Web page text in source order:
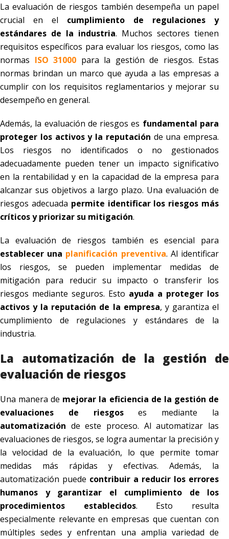
La evaluación de riesgos también desempeña un papel
crucial en el cumplimiento de regulaciones y
estándares de la industria. Muchos sectores tienen
requisitos específicos para evaluar los riesgos, como las
normas ISO 31000 para la gestión de riesgos. Estas
normas brindan un marco que ayuda a las empresas a
cumplir con los requisitos reglamentarios y mejorar su
desempeño en general.
Además, la evaluación de riesgos es fundamental para
proteger los activos y la reputación de una empresa.
Los riesgos no identificados o no gestionados
adecuadamente pueden tener un impacto significativo
en la rentabilidad y en la capacidad de la empresa para
alcanzar sus objetivos a largo plazo. Una evaluación de
riesgos adecuada permite identificar los riesgos más
críticos y priorizar su mitigación.
La evaluación de riesgos también es esencial para
establecer una planificación preventiva. Al identificar
los riesgos, se pueden implementar medidas de
mitigación para reducir su impacto o transferir los
riesgos mediante seguros. Esto ayuda a proteger los
activos y la reputación de la empresa, y garantiza el
cumplimiento de regulaciones y estándares de la
industria.
La automatización de la gestión de
evaluación de riesgos
Una manera de mejorar la eficiencia de la gestión de
evaluaciones de riesgoses mediante la
automatización de este proceso. Al automatizar las
evaluaciones de riesgos, se logra aumentar la precisión y
la velocidad de la evaluación, lo que permite tomar
medidas más rápidas y efectivas. Además, la
automatización puede contribuir a reducir los errores
humanos y garantizar el cumplimiento de los
procedimientos establecidos. Esto resulta
especialmente relevante en empresas que cuentan con
múltiples sedes y enfrentan una amplia variedad de